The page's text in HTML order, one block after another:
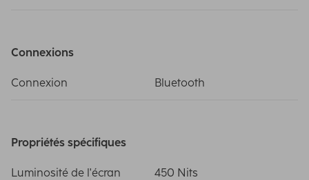
Connexions
Connexion Bluetooth
Propriétés spécifiques
Luminosité de l'écran 450 Nits